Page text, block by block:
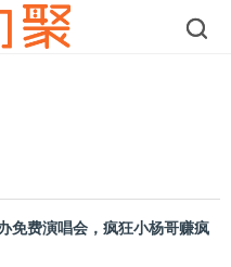
免费演唱会，疯狂小杨哥赚疯